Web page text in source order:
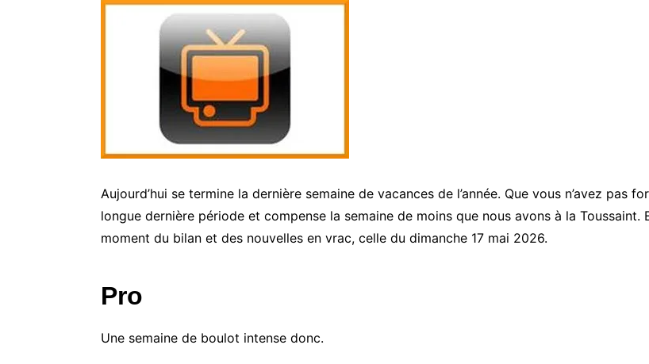
Aujourd’hui se termine la dernière semaine de vacances de l’année. Que vous n’avez pas
longue dernière période et compense la semaine de moins que nous avons à la
moment du bilan et des nouvelles en vrac, celle du dimanche 17 mai 2026.
Pro
Une semaine de boulot intense donc.